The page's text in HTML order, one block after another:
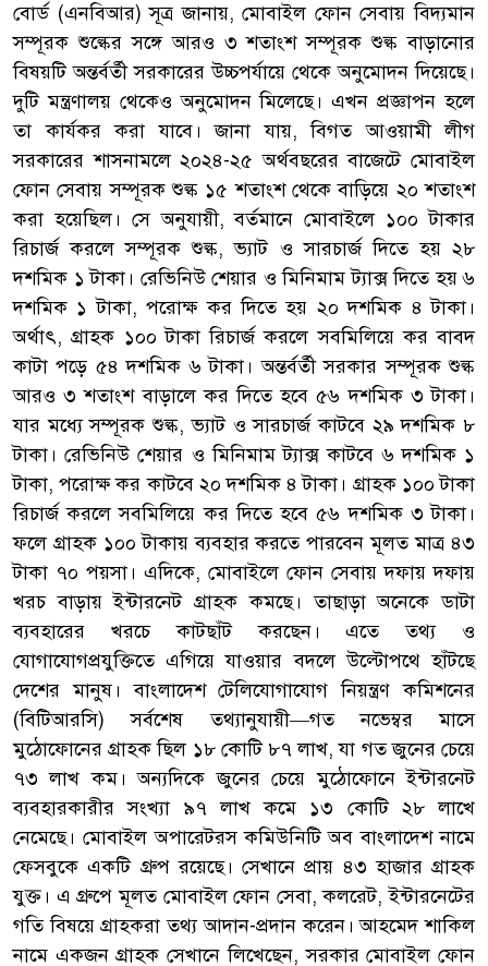
বোর্ড (এনবিআর) সূত্র জানায়, মোবাইল ফোন সেবায় বিদ্যমান
সম্পূরক শুল্কের সঙ্গে আরও ৩ শতাংশ সম্পূরক শুল্ক বাড়ানোর
বিষয়টি অন্তর্বর্তী সরকারের উচ্চপর্যায়ে থেকে অনুমোদন দিয়েছে।
দুটি মন্ত্রণালয় থেকেও অনুমোদন মিলেছে। এখন প্রজ্ঞাপন হলে
তা কার্যকর করা যাবে। জানা যায়, বিগত আওয়ামী লীগ
সরকারের শাসনামলে ২০২৪-২৫ অর্থবছরের বাজেটে মোবাইল
ফোন সেবায় সম্পূরক শুল্ক ১৫ শতাংশ থেকে বাড়িয়ে ২০ শতাংশ
করা হয়েছিল। সে অনুযায়ী, বর্তমানে মোবাইলে ১০০ টাকার
রিচার্জ করলে সম্পূরক শুল্ক, ভ্যাট ও সারচার্জ দিতে হয় ২৮
দশমিক ১ টাকা। রেভিনিউ শেয়ার ও মিনিমাম ট্যাক্স দিতে হয় ৬
দশমিক ১ টাকা, পরোক্ষ কর দিতে হয় ২০ দশমিক ৪ টাকা।
অর্থাৎ, গ্রাহক ১০০ টাকা রিচার্জ করলে সবমিলিয়ে কর বাবদ
কাটা পড়ে ৫৪ দশমিক ৬ টাকা। অন্তর্বর্তী সরকার সম্পূরক শুল্ক
আরও ৩ শতাংশ বাড়ালে কর দিতে হবে ৫৬ দশমিক ৩ টাকা।
যার মধ্যে সম্পূরক শুল্ক, ভ্যাট ও সারচার্জ কাটবে ২৯ দশমিক ৮
টাকা। রেভিনিউ শেয়ার ও মিনিমাম ট্যাক্স কাটবে ৬ দশমিক ১
টাকা, পরোক্ষ কর কাটবে ২০ দশমিক ৪ টাকা। গ্রাহক ১০০ টাকা
রিচার্জ করলে সবমিলিয়ে কর দিতে হবে ৫৬ দশমিক ৩ টাকা।
ফলে গ্রাহক ১০০ টাকায় ব্যবহার করতে পারবেন মূলত মাত্র ৪৩
টাকা ৭০ পয়সা। এদিকে, মোবাইলে ফোন সেবায় দফায় দফায়
খরচ বাড়ায় ইন্টারনেট গ্রাহক কমছে। তাছাড়া অনেকে ডাটা
ব্যবহারের খরচে কাটছাঁট করছেন। এতে তথ্য ও
যোগাযোগপ্রযুক্তিতে এগিয়ে যাওয়ার বদলে উল্টোপথে হাঁটছে
দেশের মানুষ। বাংলাদেশ টেলিযোগাযোগ নিয়ন্ত্রণ কমিশনের
(বিটিআরসি) সর্বশেষ তথ্যানুযায়ী—গত নভেম্বর মাসে
মুঠোফোনের গ্রাহক ছিল ১৮ কোটি ৮৭ লাখ, যা গত জুনের চেয়ে
৭৩ লাখ কম। অন্যদিকে জুনের চেয়ে মুঠোফোনে ইন্টারনেট
ব্যবহারকারীর সংখ্যা ৯৭ লাখ কমে ১৩ কোটি ২৮ লাখে
নেমেছে। মোবাইল অপারেটরস কমিউনিটি অব বাংলাদেশ নামে
ফেসবুকে একটি গ্রুপ রয়েছে। সেখানে প্রায় ৪৩ হাজার গ্রাহক
যুক্ত। এ গ্রুপে মূলত মোবাইল ফোন সেবা, কলরেট, ইন্টারনেটের
গতি বিষয়ে গ্রাহকরা তথ্য আদান-প্রদান করেন। আহমেদ শাকিল
নামে একজন গ্রাহক সেখানে লিখেছেন, সরকার মোবাইল ফোন